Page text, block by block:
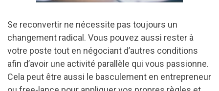
Se reconvertir ne nécessite pas toujours un
changement radical. Vous pouvez aussi rester à
votre poste tout en négociant d’autres conditions
afin d’avoir une activité parallèle qui vous passionne.
Cela peut être aussi le basculement en entrepreneur